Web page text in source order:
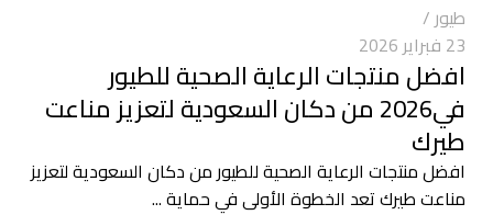
طيور
23 فبراير 2026
افضل منتجات الرعاية الصحية للطيور
في2026 من دكان السعودية لتعزيز مناعت
طيرك
افضل منتجات الرعاية الصحية للطيور من دكان السعودية لتعزيز
مناعت طيرك تعد الخطوة الأولى في حماية ...